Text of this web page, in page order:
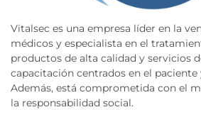
Vitalsec es una empresa líder en la
médicos y especialista en el
productos de alta calidad y servicios
capacitación centrados en el paciente
Además, está comprometida con el
la responsabilidad social.